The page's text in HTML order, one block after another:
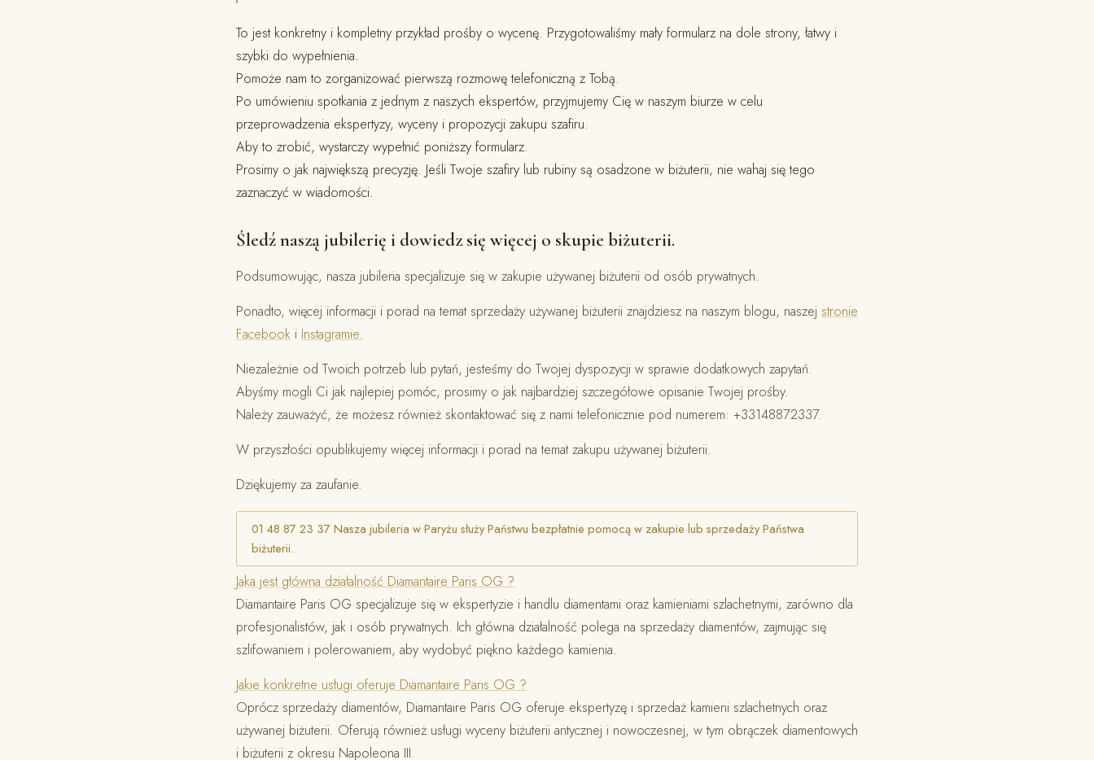
To jest konkretny i kompletny przykład prośby o wycenę. Przygotowaliśmy mały formularz na dole strony, łatwy i
szybki do wypełnienia.
Pomoże nam to zorganizować pierwszą rozmowę telefoniczną z Tobą.
Po umówieniu spotkania z jednym z naszych ekspertów, przyjmujemy Cię w naszym biurze w celu
przeprowadzenia ekspertyzy, wyceny i propozycji zakupu szafiru.
Aby to zrobić, wystarczy wypełnić poniższy formularz.
Prosimy o jak największą precyzję. Jeśli Twoje szafiry lub rubiny są osadzone w biżuterii, nie wahaj się tego
zaznaczyć w wiadomości.
Śledź naszą jubilerię i dowiedz się więcej o skupie biżuterii.
Podsumowując, nasza jubileria specjalizuje się w zakupie używanej biżuterii od osób prywatnych.
Ponadto, więcej informacji i porad na temat sprzedaży używanej biżuterii znajdziesz na naszym blogu, naszej stronie
Facebook i Instagramie.
Niezależnie od Twoich potrzeb lub pytań, jesteśmy do Twojej dyspozycji w sprawie dodatkowych zapytań.
Abyśmy mogli Ci jak najlepiej pomóc, prosimy o jak najbardziej szczegółowe opisanie Twojej prośby.
Należy zauważyć, że możesz również skontaktować się z nami telefonicznie pod numerem: +33148872337.
W przyszłości opublikujemy więcej informacji i porad na temat zakupu używanej biżuterii.
Dziękujemy za zaufanie.
01 48 87 23 37 Nasza jubileria w Paryżu służy Państwu bezpłatnie pomocą w zakupie lub sprzedaży Państwa
biżuterii.
Jaka jest główna działalność Diamantaire Paris OG ?
Diamantaire Paris OG specjalizuje się w ekspertyzie i handlu diamentami oraz kamieniami szlachetnymi, zarówno dla
profesjonalistów, jak i osób prywatnych. Ich główna działalność polega na sprzedaży diamentów, zajmując się
szlifowaniem i polerowaniem, aby wydobyć piękno każdego kamienia.
Jakie konkretne usługi oferuje Diamantaire Paris OG ?
Oprócz sprzedaży diamentów, Diamantaire Paris OG oferuje ekspertyzę i sprzedaż kamieni szlachetnych oraz
używanej biżuterii. Oferują również usługi wyceny biżuterii antycznej i nowoczesnej, w tym obrączek diamentowych
i biżuterii z okresu Napoleona III.